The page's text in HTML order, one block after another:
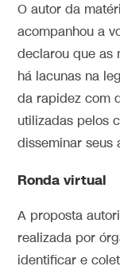
O autor da
acompanhou a
declarou que as
há lacunas na
da rapidez com
utilizadas pelos
disseminar seus
Ronda virtual
A proposta
realizada por
identificar e